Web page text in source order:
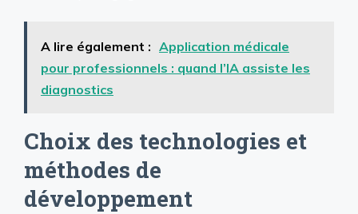
A lire également : Application médicale
pour professionnels : quand l’IA assiste les
diagnostics
Choix des technologies et
méthodes de
développement